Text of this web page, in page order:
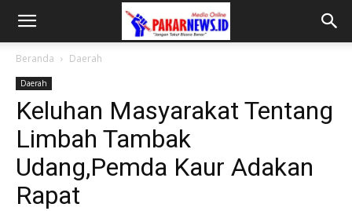
Beranda Daerah
Daerah
Keluhan Masyarakat Tentang
Limbah Tambak
Udang,Pemda Kaur Adakan
Rapat